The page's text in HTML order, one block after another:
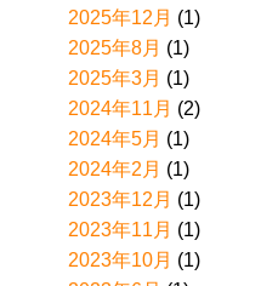
2025年12月 (1)
2025年8月 (1)
2025年3月 (1)
2024年11月 (2)
2024年5月 (1)
2024年2月 (1)
2023年12月 (1)
2023年11月 (1)
2023年10月 (1)